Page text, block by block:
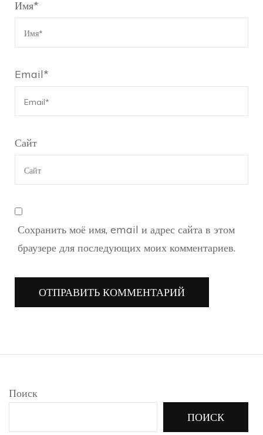
Имя*
Email*
Сайт
Сохранить моё имя, email и адрес сайта в этом
браузере для последующих моих комментариев.
Поиск
ПОИСК